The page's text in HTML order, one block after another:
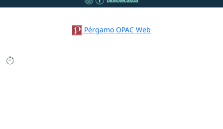
Pérgamo OPAC Web